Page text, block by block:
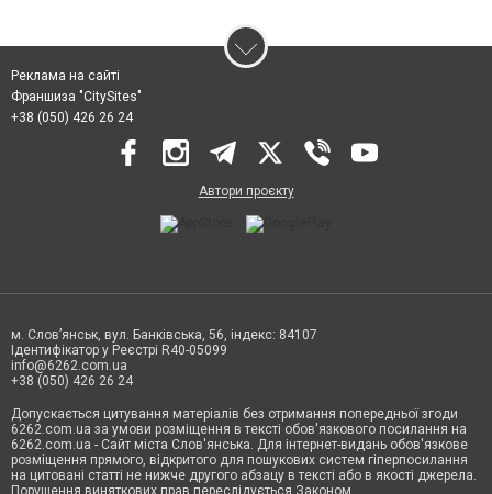
Реклама на сайті
Франшиза "CitySites"
+38 (050) 426 26 24
Автори проєкту
м. Слов’янськ, вул. Банківська, 56, індекс: 84107
Ідентифікатор у Реєстрі R40-05099
info@6262.com.ua
+38 (050) 426 26 24
Допускається цитування матеріалів без отримання попередньої згоди
6262.com.ua за умови розміщення в тексті обов'язкового посилання на
6262.com.ua - Сайт міста Слов'янська. Для інтернет-видань обов'язкове
розміщення прямого, відкритого для пошукових систем гіперпосилання
на цитовані статті не нижче другого абзацу в тексті або в якості джерела.
Порушення виняткових прав переслідується Законом.